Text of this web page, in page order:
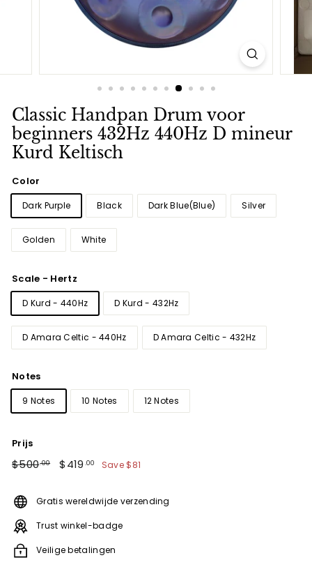
Classic Handpan Drum voor
beginners 432Hz 440Hz D mineur
Kurd Keltisch
Color
Dark Purple Black Dark Blue(Blue) Silver
Golden White
Scale - Hertz
D Kurd - 440Hz D Kurd - 432Hz
D Amara Celtic - 440Hz D Amara Celtic - 432Hz
Notes
9 Notes 10 Notes 12 Notes
Prijs
Regular
$500.00$500.00
Sale
$419 .00 $419.00
Save $81
Gratis wereldwijde verzending
Trust winkel-badge
Veilige betalingen